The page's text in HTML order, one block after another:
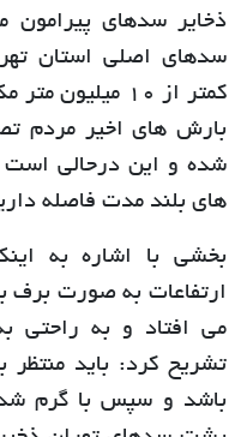
ذخایر سدهای پیرامون
سدهای اصلی استان
کمتر از 10
بارش های اخیر مردم
شده و این درحالی است
های بلند مدت فاصله
بخشی با اشاره به
ارتفاعات به صورت برف
می افتاد و به راحتی
تشریح کرد: باید
باشد و سپس با گرم